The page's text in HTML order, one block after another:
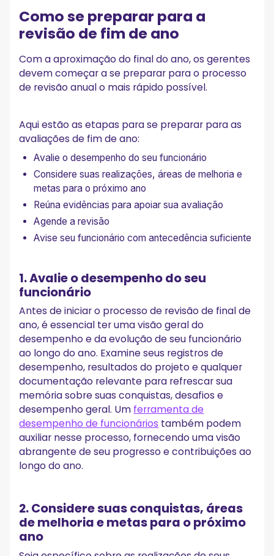
Como se preparar para a
revisão de fim de ano
Com a aproximação do final do ano, os gerentes
devem começar a se preparar para o processo
de revisão anual o mais rápido possível.
Aqui estão as etapas para se preparar para as
avaliações de fim de ano:
Avalie o desempenho do seu funcionário
Considere suas realizações, áreas de melhoria e
metas para o próximo ano
Reúna evidências para apoiar sua avaliação
Agende a revisão
Avise seu funcionário com antecedência suficiente
1. Avalie o desempenho do seu
funcionário
Antes de iniciar o processo de revisão de final de
ano, é essencial ter uma visão geral do
desempenho e da evolução de seu funcionário
ao longo do ano. Examine seus registros de
desempenho, resultados do projeto e qualquer
documentação relevante para refrescar sua
memória sobre suas conquistas, desafios e
desempenho geral. Um ferramenta de
desempenho de funcionários também podem
auxiliar nesse processo, fornecendo uma visão
abrangente de seu progresso e contribuições ao
longo do ano.
2. Considere suas conquistas, áreas
de melhoria e metas para o próximo
ano